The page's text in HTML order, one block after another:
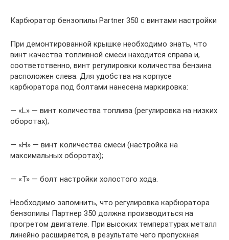
Карбюратор бензопилы Partner 350 c винтами настройки
При демонтированной крышке необходимо знать, что
винт качества топливной смеси находится справа и,
соответственно, винт регулировки количества бензина
расположен слева. Для удобства на корпусе
карбюратора под болтами нанесена маркировка:
— «L» — винт количества топлива (регулировка на низких
оборотах);
— «H» — винт количества смеси (настройка на
максимальных оборотах);
— «T» — болт настройки холостого хода.
Необходимо запомнить, что регулировка карбюратора
бензопилы Партнер 350 должна производиться на
прогретом двигателе. При высоких температурах металл
линейно расширяется, в результате чего пропускная